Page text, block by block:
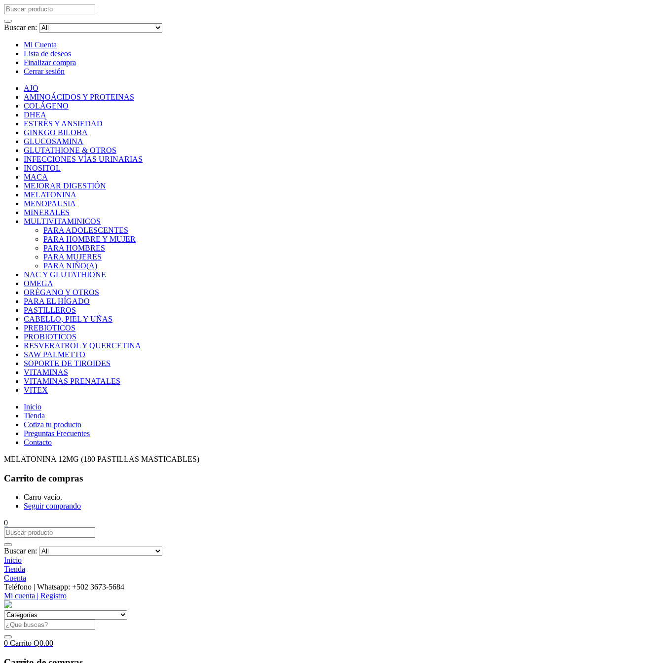
Buscar en:
Mi Cuenta
Lista de deseos
Finalizar compra
Cerrar sesión
AJO
AMINOÁCIDOS Y PROTEINAS
COLÁGENO
DHEA
ESTRÉS Y ANSIEDAD
GINKGO BILOBA
GLUCOSAMINA
GLUTATHIONE & OTROS
INFECCIONES VÍAS URINARIAS
INOSITOL
MACA
MEJORAR DIGESTIÓN
MELATONINA
MENOPAUSIA
MINERALES
MULTIVITAMINICOS
PARA ADOLESCENTES
PARA HOMBRE Y MUJER
PARA HOMBRES
PARA MUJERES
PARA NIÑO(A)
NAC Y GLUTATHIONE
OMEGA
ORÉGANO Y OTROS
PARA EL HÍGADO
PASTILLEROS
CABELLO, PIEL Y UÑAS
PREBIOTICOS
PROBIOTICOS
RESVERATROL Y QUERCETINA
SAW PALMETTO
SOPORTE DE TIROIDES
VITAMINAS
VITAMINAS PRENATALES
VITEX
Inicio
Tienda
Cotiza tu producto
Preguntas Frecuentes
Contacto
MELATONINA 12MG (180 PASTILLAS MASTICABLES)
Carrito de compras
Carro vacío.
Seguir comprando
0
Buscar en:
Inicio
Tienda
Cuenta
Teléfono | Whatsapp: +502 3673-5684
Mi cuenta | Registro
0 Carrito Q0.00